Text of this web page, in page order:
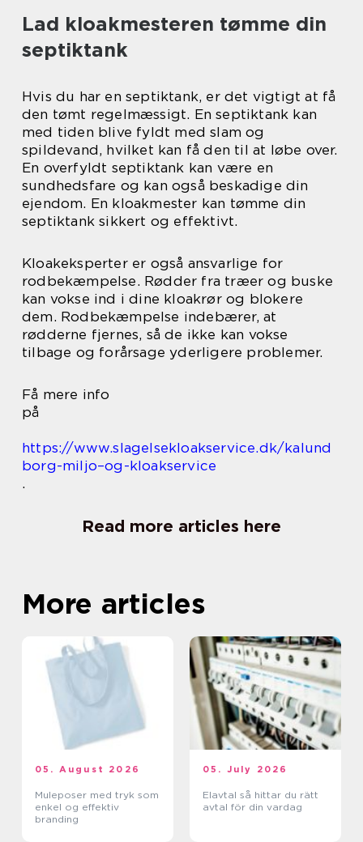
Lad kloakmesteren tømme din
septiktank
Hvis du har en septiktank, er det vigtigt at få
den tømt regelmæssigt. En septiktank kan
med tiden blive fyldt med slam og
spildevand, hvilket kan få den til at løbe over.
En overfyldt septiktank kan være en
sundhedsfare og kan også beskadige din
ejendom. En kloakmester kan tømme din
septiktank sikkert og effektivt.
Kloakeksperter er også ansvarlige for
rodbekæmpelse. Rødder fra træer og buske
kan vokse ind i dine kloakrør og blokere
dem. Rodbekæmpelse indebærer, at
rødderne fjernes, så de ikke kan vokse
tilbage og forårsage yderligere problemer.
Få mere info
på
https://www.slagelsekloakservice.dk/kalund
borg-miljo–og-kloakservice
.
Read more articles here
More articles
05. August 2026
Muleposer med tryk som
enkel og effektiv
branding
05. July 2026
Elavtal så hittar du rätt
avtal för din vardag